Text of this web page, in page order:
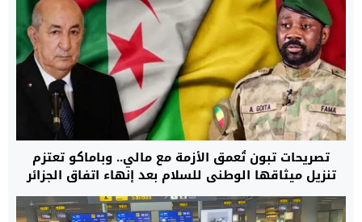
تصريحات تبون تُعمق الأزمة مع مالي.. وباماكو تعتزم
تنزيل ميثاقها الوطني للسلام بعد إنهاء اتفاق الجزائر